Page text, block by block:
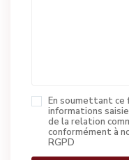
En soumettant ce
informations
de la relation
conformément à
RGPD